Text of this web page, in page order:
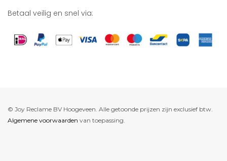
Betaal veilig en snel via:
© Joy Reclame BV Hoogeveen. Alle getoonde prijzen zijn exclusief btw.
Algemene voorwaarden van toepassing.